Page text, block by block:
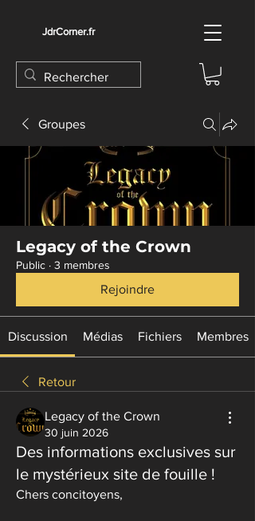
JdrCorner.fr
Groupes
Legacy of the Crown
Public · 3 membres
Rejoindre
Discussion Médias Fichiers Membres
Retour
Legacy of the Crown
30 juin 2026
Des informations exclusives sur
le mystérieux site de fouille !
Chers concitoyens,